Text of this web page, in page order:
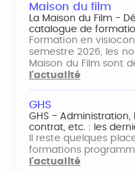
Maison du film
La Maison du Film -
catalogue de
Formation en
semestre 2026, les
Maison du Film sont
l'actualité
GHS
GHS - Administration,
contrat, etc. : les
Il reste quelques
formations
l'actualité